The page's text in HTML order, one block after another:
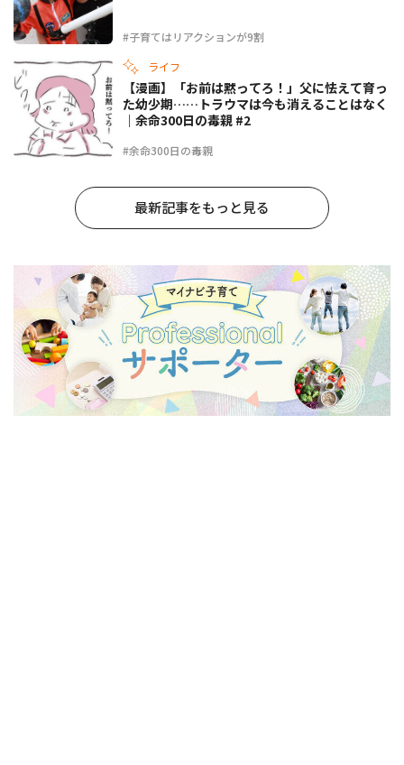
#子育てはリアクションが9割
ライフ
#余命300日の毒親
【漫画】「お前は黙ってろ！」父に怯えて育っ
た幼少期……トラウマは今も消えることはなく
｜余命300日の毒親 #2
最新記事をもっと見る